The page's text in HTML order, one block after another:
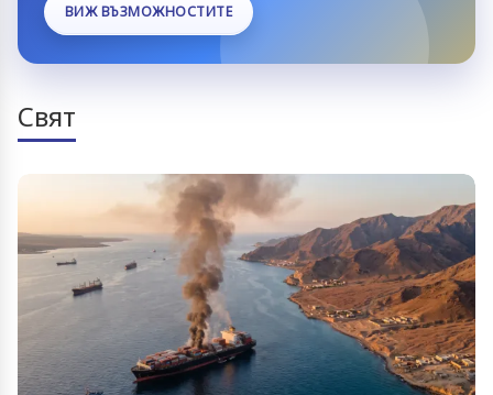
ВИЖ ВЪЗМОЖНОСТИТЕ
Свят